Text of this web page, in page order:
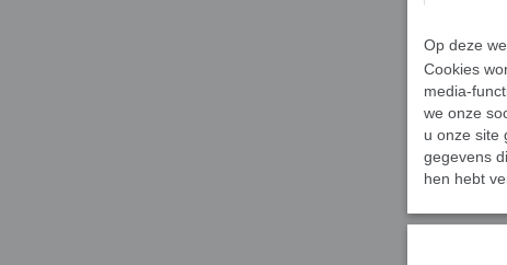
Op deze
Cookies
media-
we onze
u onze site
gegevens
hen hebt